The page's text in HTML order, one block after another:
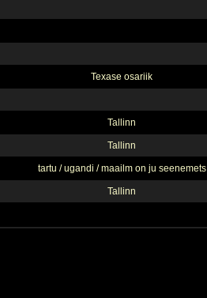
Texase osariik
Tallinn
Tallinn
tartu / ugandi / maailm on ju seenemets
Tallinn